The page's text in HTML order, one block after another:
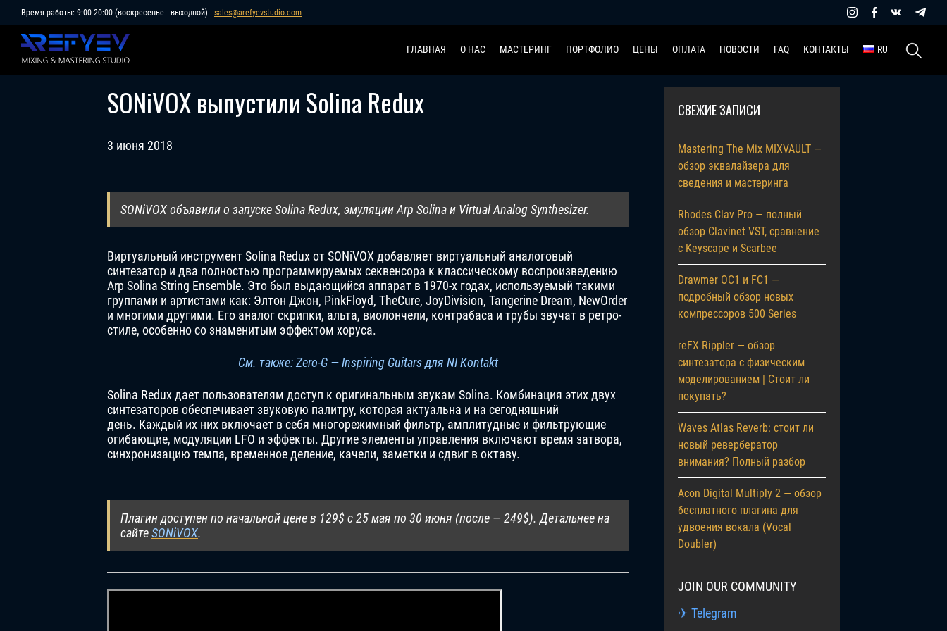
to
content
Время работы: 9:00-20:00 (воскресенье - выходной) | sales@arefyevstudio.com
ГЛАВНАЯ О НАС МАСТЕРИНГ ПОРТФОЛИО ЦЕНЫ ОПЛАТА НОВОСТИ FAQ КОНТАКТЫ RU Найти:
SONiVOX выпустили Solina Redux
3 июня 2018
SONiVOX объявили о запуске Solina Redux, эмуляции Arp Solina и Virtual Analog Synthesizer.
Виртуальный инструмент Solina Redux от SONiVOX добавляет виртуальный аналоговый
синтезатор и два полностью программируемых секвенсора к классическому воспроизведению
Arp Solina String Ensemble. Это был выдающийся аппарат в 1970-х годах, используемый такими
группами и артистами как: Элтон Джон, PinkFloyd, TheCure, JoyDivision, Tangerine Dream, NewOrder
и многими другими. Его аналог скрипки, альта, виолончели, контрабаса и трубы звучат в ретро-
стиле, особенно со знаменитым эффектом хоруса.
См. также: Zero-G — Inspiring Guitars для NI Kontakt
Solina Redux дает пользователям доступ к оригинальным звукам Solina. Комбинация этих двух
синтезаторов обеспечивает звуковую палитру, которая актуальна и на сегодняшний
день. Каждый их них включает в себя многорежимный фильтр, амплитудные и фильтрующие
огибающие, модуляции LFO и эффекты. Другие элементы управления включают время затвора,
синхронизацию темпа, временное деление, качели, заметки и сдвиг в октаву.
Плагин доступен по начальной цене в 129$ с 25 мая по 30 июня (после — 249$). Детальнее на
сайтеSONiVOX.
СВЕЖИЕ ЗАПИСИ
Mastering The Mix MIXVAULT —
обзор эквалайзера для
сведения и мастеринга
Rhodes Clav Pro — полный
обзор Clavinet VST, сравнение
с Keyscape и Scarbee
Drawmer OC1 и FC1 —
подробный обзор новых
компрессоров 500 Series
reFX Rippler — обзор
синтезатора с физическим
моделированием | Стоит ли
покупать?
Waves Atlas Reverb: стоит ли
новый ревербератор
внимания? Полный разбор
Acon Digital Multiply 2 — обзор
бесплатного плагина для
удвоения вокала (Vocal
Doubler)
JOIN OUR COMMUNITY
✈ Telegram